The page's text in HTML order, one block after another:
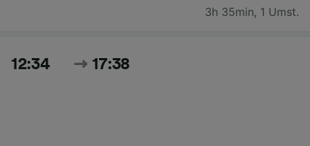
3h 35min, 1 Umst.
12:34 17:38